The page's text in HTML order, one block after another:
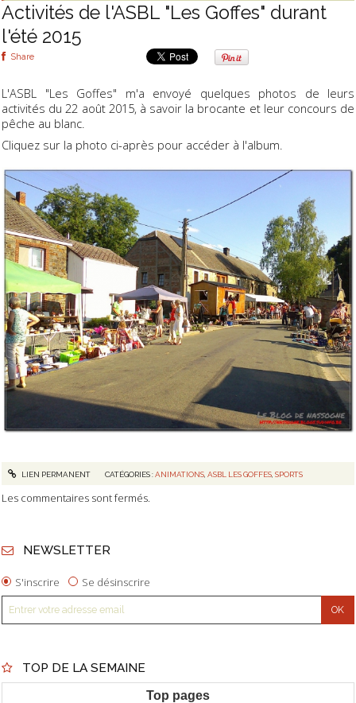
Activités de l'ASBL "Les Goffes" durant
l'été 2015
Share
L'ASBL "Les Goffes" m'a envoyé quelques photos de leurs
activités du 22 août 2015, à savoir la brocante et leur concours de
pêche au blanc.
Cliquez sur la photo ci-après pour accéder à l'album.
LIEN PERMANENT CATÉGORIES :ANIMATIONS, ASBL LES GOFFES, SPORTS
Les commentaires sont fermés.
NEWSLETTER
S'inscrire Se désinscrire
TOP DE LA SEMAINE